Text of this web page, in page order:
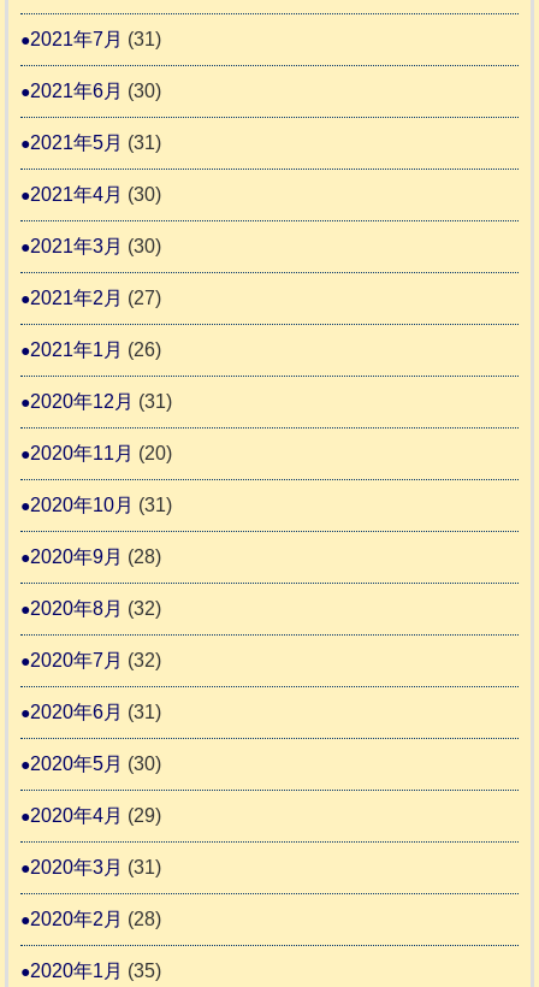
2021年7月 (31)
2021年6月 (30)
2021年5月 (31)
2021年4月 (30)
2021年3月 (30)
2021年2月 (27)
2021年1月 (26)
2020年12月 (31)
2020年11月 (20)
2020年10月 (31)
2020年9月 (28)
2020年8月 (32)
2020年7月 (32)
2020年6月 (31)
2020年5月 (30)
2020年4月 (29)
2020年3月 (31)
2020年2月 (28)
2020年1月 (35)